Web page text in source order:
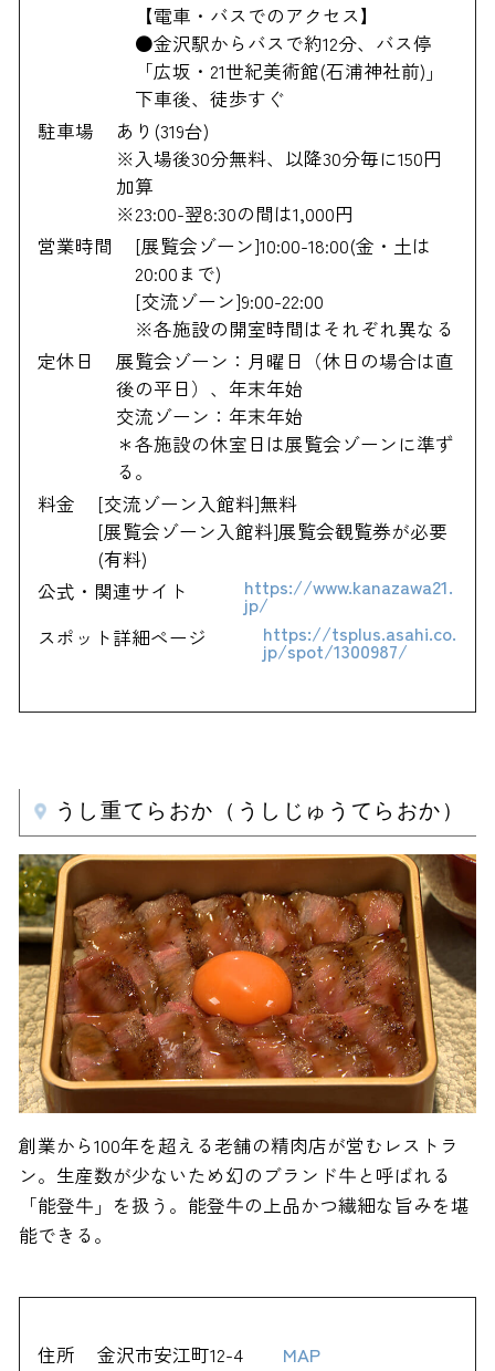
【電車・バスでのアクセス】
●金沢駅からバスで約12分、バス停
「広坂・21世紀美術館(石浦神社前)」
下車後、徒歩すぐ
駐車場
あり(319台)
※入場後30分無料、以降30分毎に150円
加算
※23:00-翌8:30の間は1,000円
営業時間
[展覧会ゾーン]10:00-18:00(金・土は
20:00まで)
[交流ゾーン]9:00-22:00
※各施設の開室時間はそれぞれ異なる
定休日
展覧会ゾーン：月曜日（休日の場合は直
後の平日）、年末年始
交流ゾーン：年末年始
＊各施設の休室日は展覧会ゾーンに準ず
る。
料金
[交流ゾーン入館料]無料
[展覧会ゾーン入館料]展覧会観覧券が必要
(有料)
公式・関連サイト
https://www.kanazawa21.
jp/
スポット詳細ページ
https://tsplus.asahi.co.
jp/spot/1300987/
うし重てらおか（うしじゅうてらおか）
創業から100年を超える老舗の精肉店が営むレストラ
ン。生産数が少ないため幻のブランド牛と呼ばれる
「能登牛」を扱う。能登牛の上品かつ繊細な旨みを堪
能できる。
住所 金沢市安江町12-4
MAP